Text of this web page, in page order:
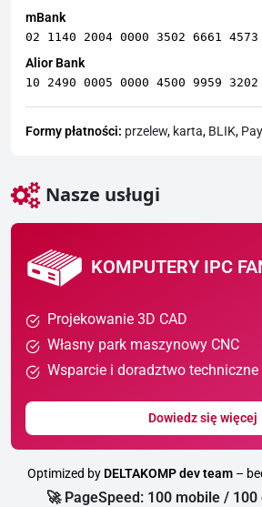
mBank
02 1140 2004 0000 3502 6661 4573
Alior Bank
10 2490 0005 0000 4500 9959 3202
Formy płatności: przelew, karta, BLIK,
Nasze usługi
KOMPUTERY IPC
Projekowanie 3D CAD
Własny park maszynowy CNC
Wsparcie i doradztwo techniczne
Dowiedz się więcej
Optimized by DELTAKOMP dev team–
🚀 PageSpeed: 100 mobile /